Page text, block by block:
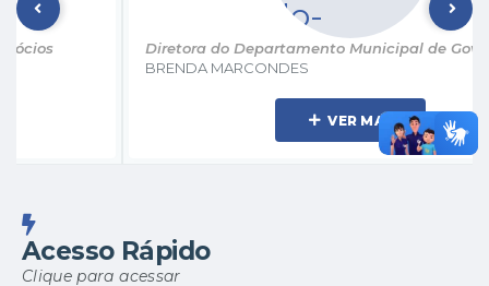
Diretora do Departamento Municipal de Governo
BRENDA MARCONDES
Acesso Rápido
Clique para acessar